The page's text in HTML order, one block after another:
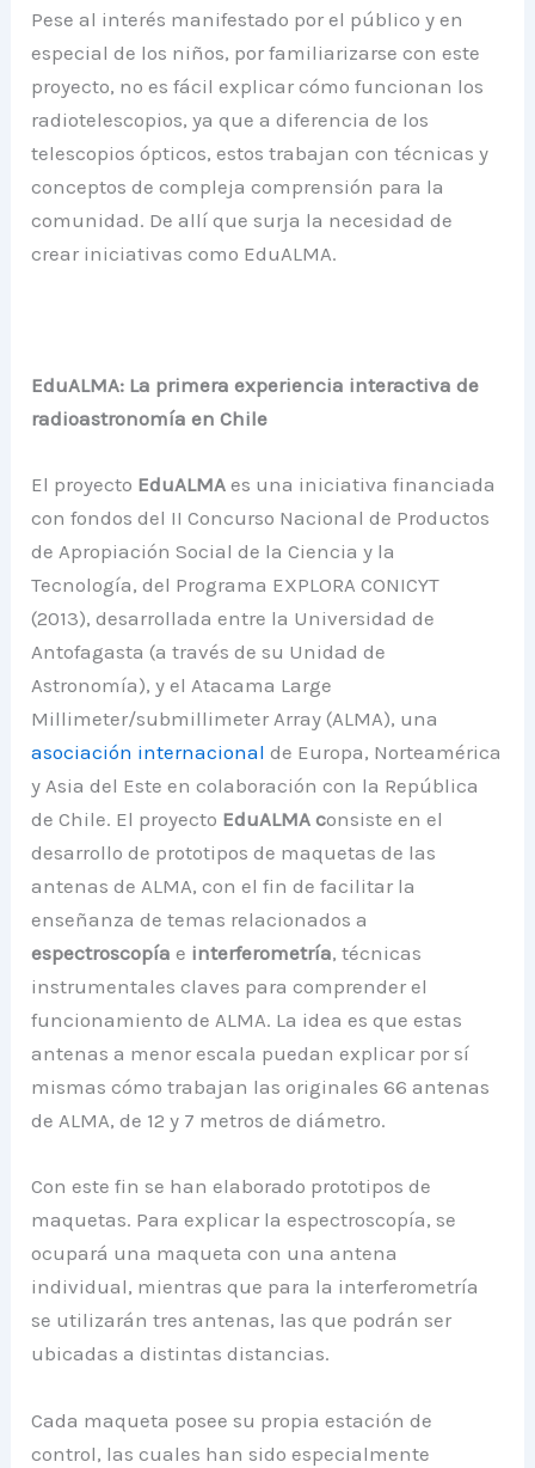
Pese al interés manifestado por el público y en
especial de los niños, por familiarizarse con este
proyecto, no es fácil explicar cómo funcionan los
radiotelescopios, ya que a diferencia de los
telescopios ópticos, estos trabajan con técnicas y
conceptos de compleja comprensión para la
comunidad. De allí que surja la necesidad de
crear iniciativas como EduALMA.
EduALMA: La primera experiencia interactiva de
radioastronomía en Chile
El proyecto EduALMAes una iniciativa financiada
con fondos del II Concurso Nacional de Productos
de Apropiación Social de la Ciencia y la
Tecnología, del Programa EXPLORA CONICYT
(2013), desarrollada entre la Universidad de
Antofagasta (a través de su Unidad de
Astronomía), y el Atacama Large
Millimeter/submillimeter Array (ALMA), una
asociación internacional de Europa, Norteamérica
y Asia del Este en colaboración con la República
de Chile. El proyecto EduALMA consiste en el
desarrollo de prototipos de maquetas de las
antenas de ALMA, con el fin de facilitar la
enseñanza de temas relacionados a
espectroscopía e interferometría, técnicas
instrumentales claves para comprender el
funcionamiento de ALMA. La idea es que estas
antenas a menor escala puedan explicar por sí
mismas cómo trabajan las originales 66 antenas
de ALMA, de 12 y 7 metros de diámetro.
Con este fin se han elaborado prototipos de
maquetas. Para explicar la espectroscopía, se
ocupará una maqueta con una antena
individual, mientras que para la interferometría
se utilizarán tres antenas, las que podrán ser
ubicadas a distintas distancias.
Cada maqueta posee su propia estación de
control, las cuales han sido especialmente